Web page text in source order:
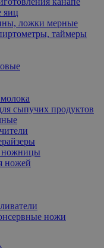
яиц
ложки мерные
таймеры
сыпучих продуктов
ножей
ножи